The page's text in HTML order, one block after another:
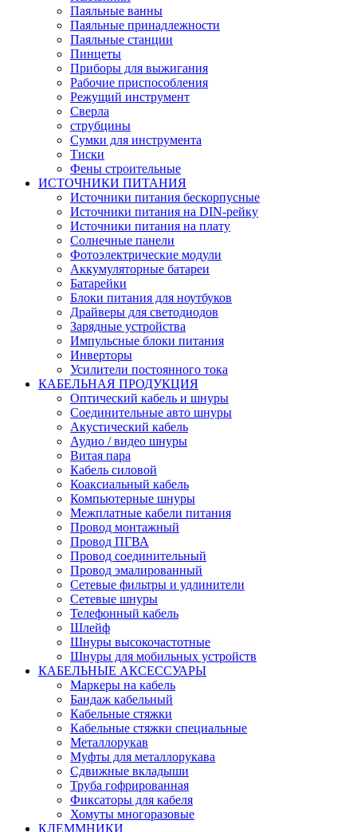
Паяльные ванны
Паяльные принадлежности
Паяльные станции
Пинцеты
Приборы для выжигания
Рабочие приспособления
Режущий инструмент
Сверла
струбцины
Сумки для инструмента
Тиски
Фены строительные
ИСТОЧНИКИ ПИТАНИЯ
Источники питания бескорпусные
Источники питания на DIN-рейку
Источники питания на плату
Солнечные панели
Фотоэлектрические модули
Аккумуляторные батареи
Батарейки
Блоки питания для ноутбуков
Драйверы для светодиодов
Зарядные устройства
Импульсные блоки питания
Инверторы
Усилители постоянного тока
КАБЕЛЬНАЯ ПРОДУКЦИЯ
Оптический кабель и шнуры
Соединительные авто шнуры
Акустический кабель
Аудио / видео шнуры
Витая пара
Кабель силовой
Коаксиальный кабель
Компьютерные шнуры
Межплатные кабели питания
Провод монтажный
Провод ПГВА
Провод соединительный
Провод эмалированный
Сетевые фильтры и удлинители
Сетевые шнуры
Телефонный кабель
Шлейф
Шнуры высокочастотные
Шнуры для мобильных устройств
КАБЕЛЬНЫЕ АКСЕССУАРЫ
Маркеры на кабель
Бандаж кабельный
Кабельные стяжки
Кабельные стяжки специальные
Металлорукав
Муфты для металлорукава
Сдвижные вкладыши
Труба гофрированная
Фиксаторы для кабеля
Хомуты многоразовые
КЛЕММНИКИ